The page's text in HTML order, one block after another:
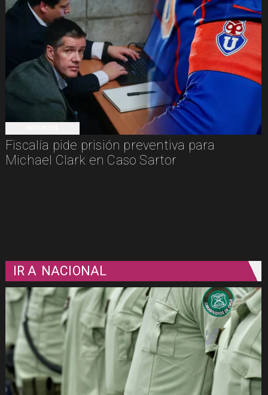
Fiscalía pide prisión preventiva para
Michael Clark en Caso Sartor
IR A NACIONAL